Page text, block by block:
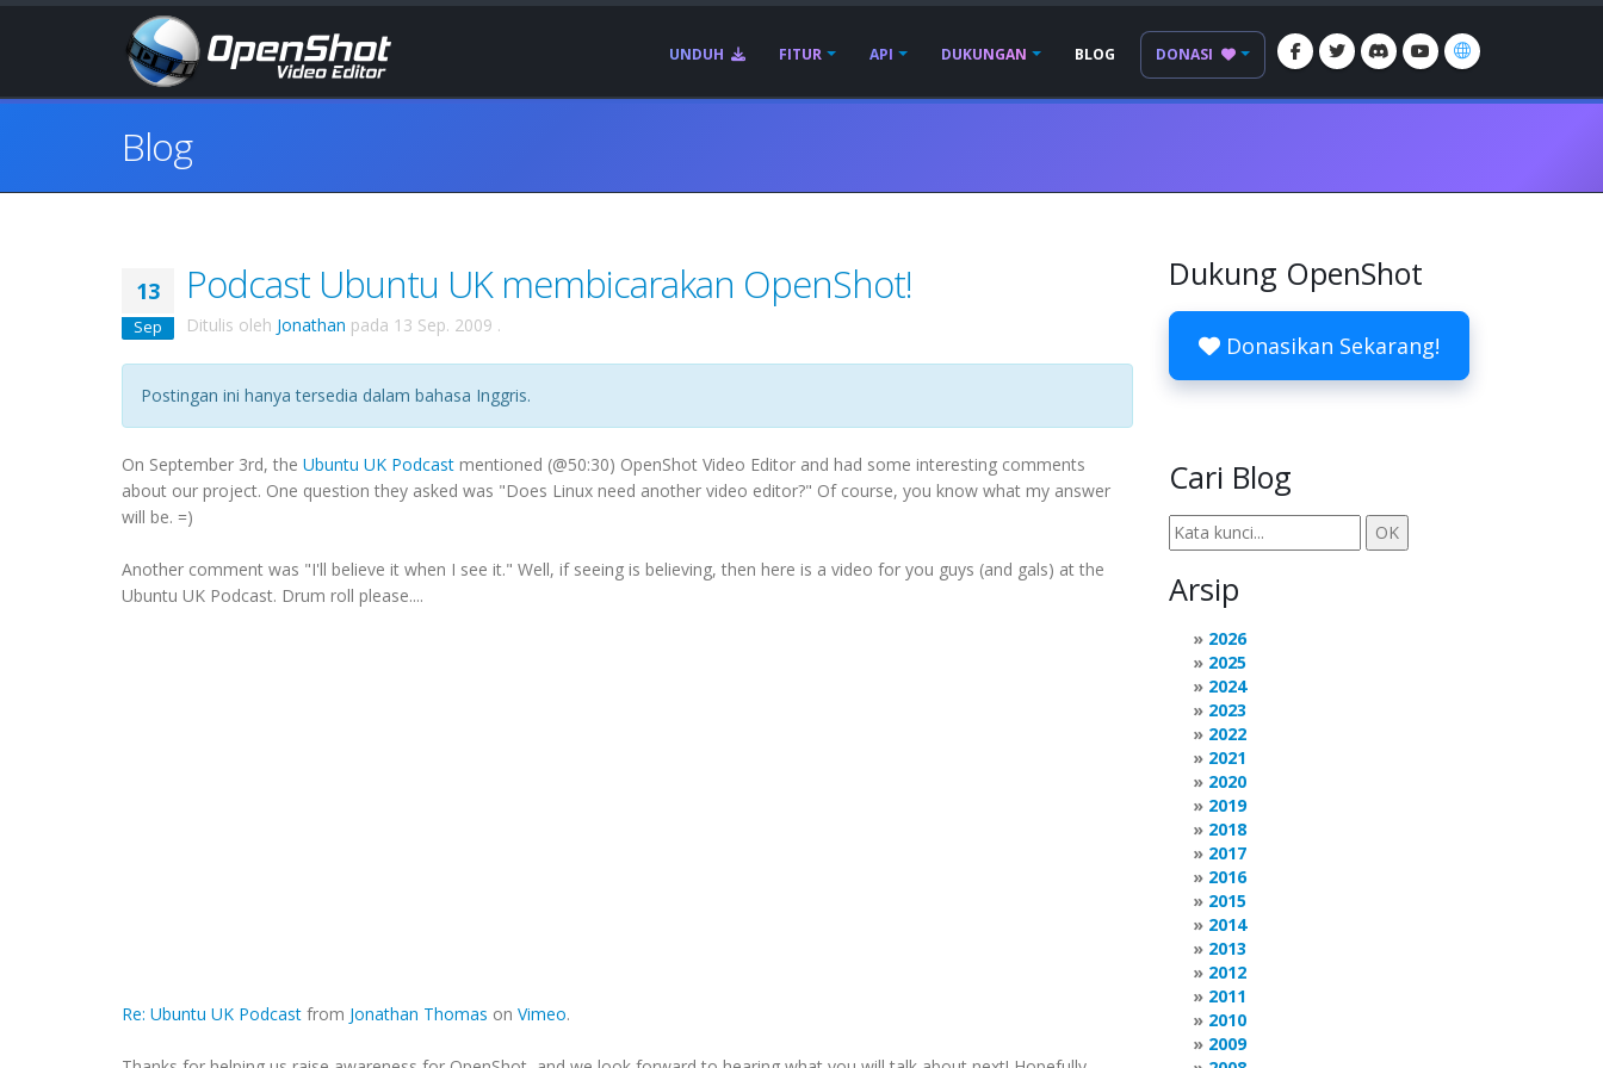
UNDUH FITUR API DUKUNGAN BLOG DONASI
Blog
13
Sep
Podcast Ubuntu UK membicarakan OpenShot!
Ditulis oleh Jonathan pada 13 Sep. 2009 .
Postingan ini hanya tersedia dalam bahasa Inggris.
On September 3rd, the Ubuntu UK Podcast mentioned (@50:30) OpenShot Video Editor and had some interesting comments
about our project. One question they asked was "Does Linux need another video editor?" Of course, you know what my answer
will be. =)
Another comment was "I'll believe it when I see it." Well, if seeing is believing, then here is a video for you guys (and gals) at the
Ubuntu UK Podcast. Drum roll please....
Re: Ubuntu UK Podcast from Jonathan Thomas on Vimeo.
Dukung OpenShot
Donasikan Sekarang!
Cari Blog
Arsip
2026
2025
2024
2023
2022
2021
2020
2019
2018
2017
2016
2015
2014
2013
2012
2011
2010
2009